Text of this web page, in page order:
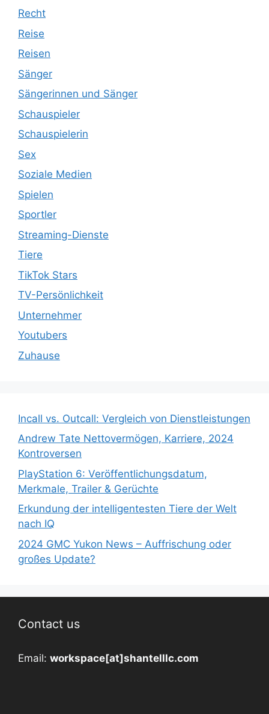
Recht
Reise
Reisen
Sänger
Sängerinnen und Sänger
Schauspieler
Schauspielerin
Sex
Soziale Medien
Spielen
Sportler
Streaming-Dienste
Tiere
TikTok Stars
TV-Persönlichkeit
Unternehmer
Youtubers
Zuhause
Incall vs. Outcall: Vergleich von Dienstleistungen
Andrew Tate Nettovermögen, Karriere, 2024
Kontroversen
PlayStation 6: Veröffentlichungsdatum,
Merkmale, Trailer & Gerüchte
Erkundung der intelligentesten Tiere der Welt
nach IQ
2024 GMC Yukon News – Auffrischung oder
großes Update?
Contact us
Email: workspace[at]shantelllc.com